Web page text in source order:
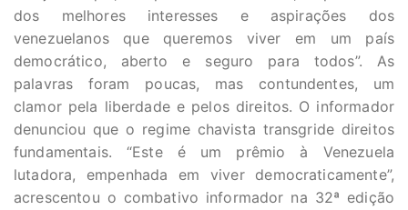
dos melhores interesses e aspirações dos
venezuelanos que queremos viver em um país
democrático, aberto e seguro para todos”. As
palavras foram poucas, mas contundentes, um
clamor pela liberdade e pelos direitos. O informador
denunciou que o regime chavista transgride direitos
fundamentais. “Este é um prêmio à Venezuela
lutadora, empenhada em viver democraticamente”,
acrescentou o combativo informador na 32ª edição